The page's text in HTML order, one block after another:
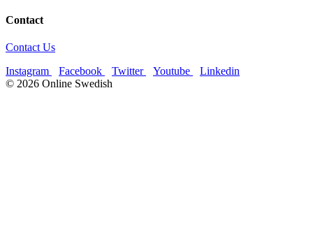
Contact
Contact Us
Instagram
Facebook Twitter Youtube
Linkedin
© 2026 Online Swedish